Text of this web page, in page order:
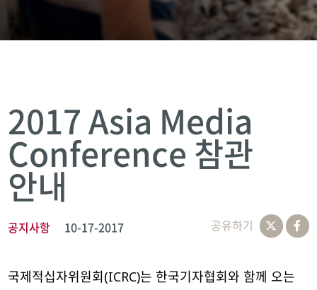
2017 Asia Media
Conference 참관
안내
공지사항 10-17-2017 공유하기
국제적십자위원회(ICRC)는 한국기자협회와 함께 오는